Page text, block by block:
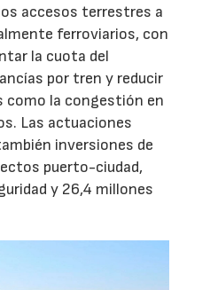
accesos terrestres a
ferroviarios, con
la cuota del
por tren y reducir
como la congestión en
Las actuaciones
inversiones de
puerto-ciudad,
y 26,4 millones